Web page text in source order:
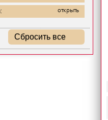
открыть
Сбросить все